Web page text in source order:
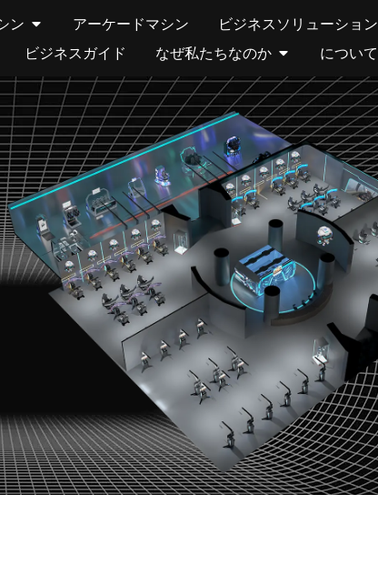
ン アーケードマシン
ビジネスソリューション
ビジネスガイド
なぜ私たちなのか について